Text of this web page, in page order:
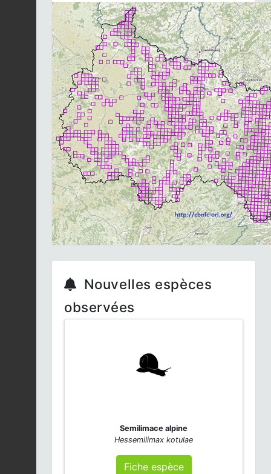
Nouvelles espèces
observées
Semilimace alpine
Hessemilimax kotulae
Fiche espèce